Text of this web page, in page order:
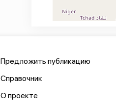
Предложить публикацию
Справочник
О проекте